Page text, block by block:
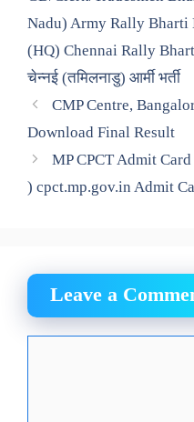
Nadu) Army Rally Bharti
(HQ) Chennai Rally
चेन्नई (तमिलनाडु) आर्मी भर्ती
CMP Centre,
Download Final Result
MP CPCT Admit
) cpct.mp.gov.in Admit
Leave a